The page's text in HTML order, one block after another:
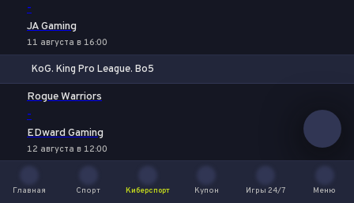
-
JA Gaming
11 августа в 16:00
KoG. King Pro League. Bo5
Rogue Warriors
-
EDward Gaming
12 августа в 12:00
-
Главная
Спорт
Киберспорт
Купон
Игры 24/7
Меню